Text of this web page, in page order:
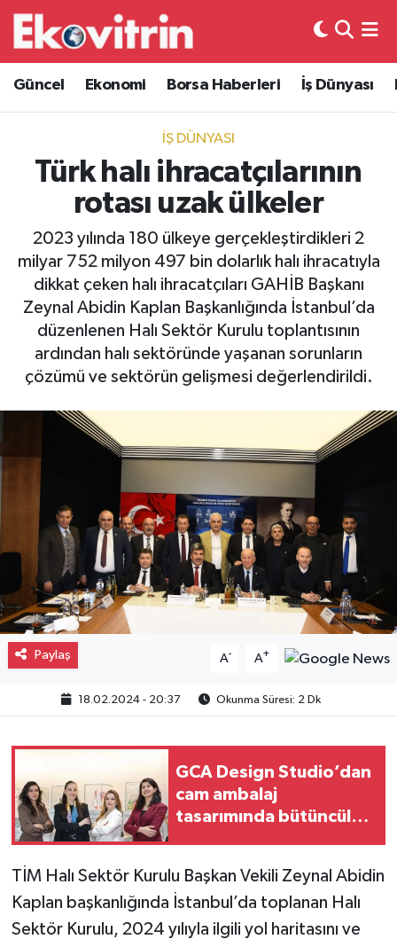
Güncel Ekonomi Borsa Haberleri İş Dünyası
İŞ DÜNYASI
Türk halı ihracatçılarının
rotası uzak ülkeler
2023 yılında 180 ülkeye gerçekleştirdikleri 2
milyar 752 milyon 497 bin dolarlık halı ihracatıyla
dikkat çeken halı ihracatçıları GAHİB Başkanı
Zeynal Abidin Kaplan Başkanlığında İstanbul’da
düzenlenen Halı Sektör Kurulu toplantısının
ardından halı sektöründe yaşanan sorunların
çözümü ve sektörün gelişmesi değerlendirildi.
Paylaş A- A+
18.02.2024 - 20:37 Okunma Süresi: 2 Dk
GCA Design Studio’dan
cam ambalaj
tasarımında bütüncül
TİM Halı Sektör Kurulu Başkan Vekili Zeynal Abidin
Kaplan başkanlığında İstanbul’da toplanan Halı
Sektör Kurulu, 2024 yılıyla ilgili yol haritasını ve
Güncel
Ekonomi
Borsa Haberleri
İş Dünyası
Lojistik
Otovitrin
Asayiş
Magazin
Gayrimenkul
Eğitim
Hava Durumu
Trafik Durumu
Süper Lig Puan Durumu ve Fikstür
Tüm Manşetler
Son Dakika Haberleri
Haber Arşivi